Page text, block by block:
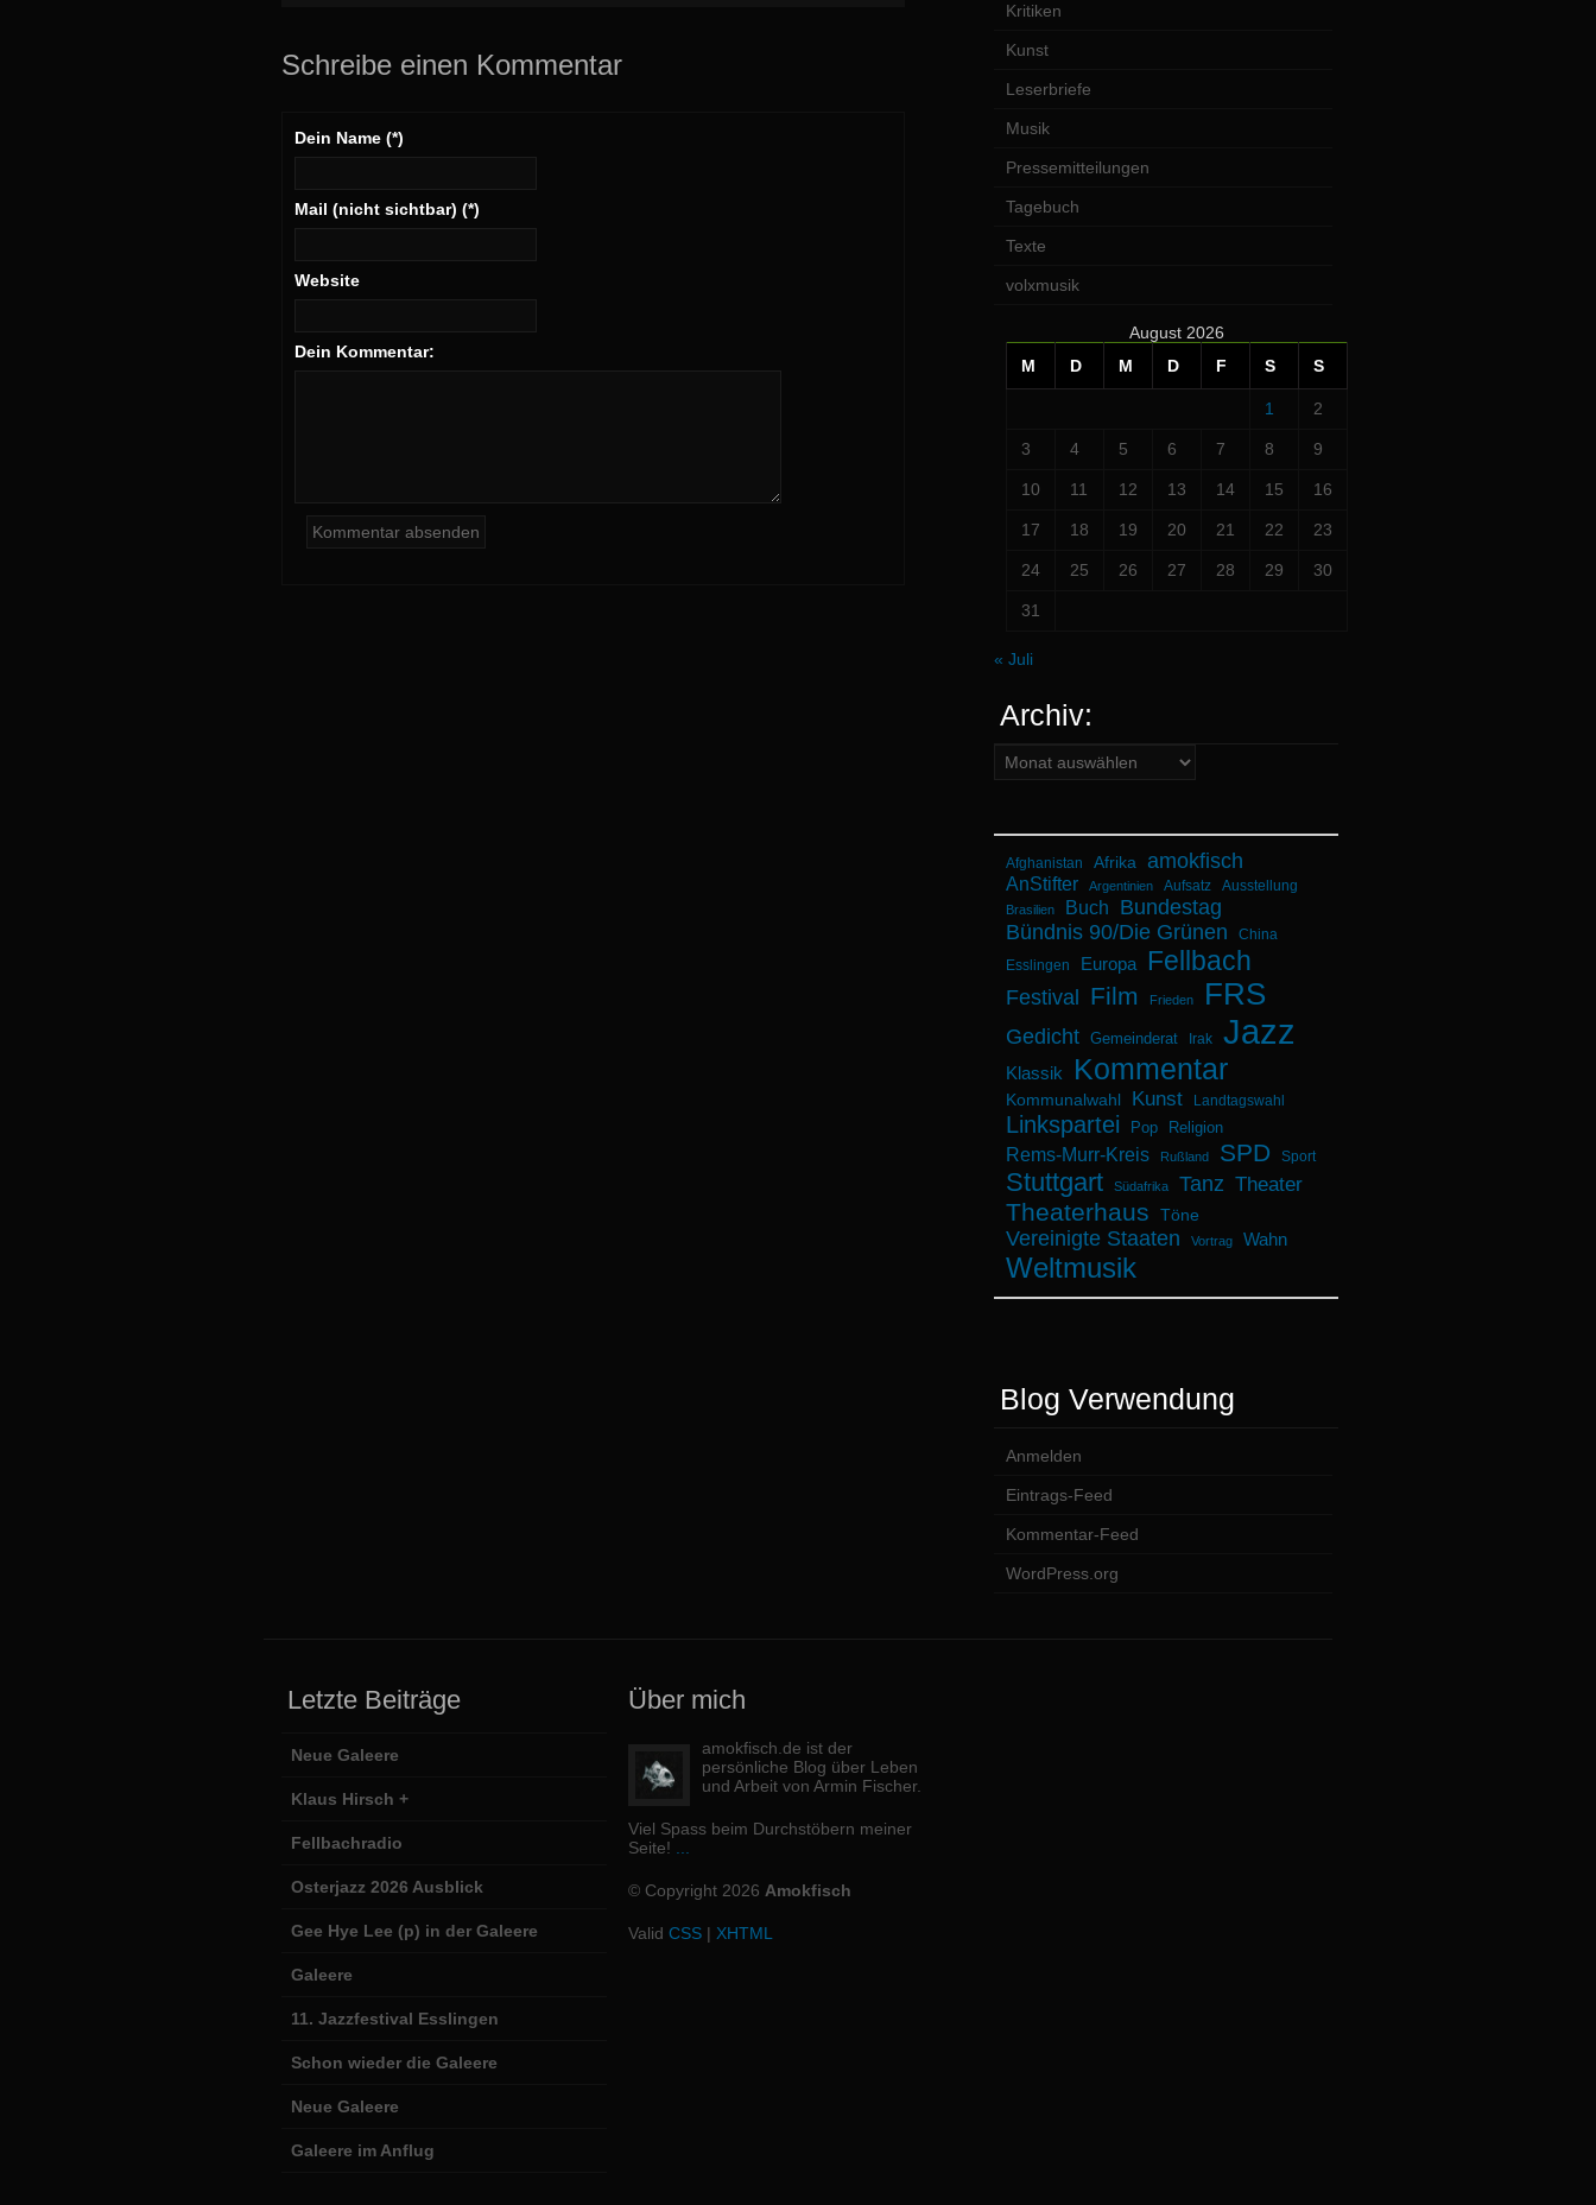
Schreibe einen Kommentar
Dein Name (*)
Mail (nicht sichtbar) (*)
Website
Dein Kommentar:
Kritiken
Kunst
Leserbriefe
Musik
Pressemitteilungen
Tagebuch
Texte
volxmusik
August 2026
M
D M D F S S
1 2
3 4 5 6 7 8 9
10 11 12 13 14 15 16
17 18 19 20 21 22 23
24 25 26 27 28 29 30
31
« Juli
Archiv:
Archiv:
Afghanistan Afrika amokfisch
AnStifter Argentinien Aufsatz Ausstellung
Brasilien Buch
Bundestag
Bündnis 90/Die Grünen
China
Esslingen
Europa Fellbach
Festival Film Frieden FRS
Gedicht Gemeinderat Irak Jazz
Klassik Kommentar
Kommunalwahl Kunst Landtagswahl
Linkspartei Pop Religion
Rems-Murr-Kreis Rußland SPD Sport
Stuttgart Südafrika Tanz Theater
Theaterhaus Töne
Vereinigte Staaten Vortrag Wahn
Weltmusik
Blog Verwendung
Anmelden
Eintrags-Feed
Kommentar-Feed
WordPress.org
Letzte Beiträge
Neue Galeere
Klaus Hirsch +
Fellbachradio
Osterjazz 2026 Ausblick
Gee Hye Lee (p) in der Galeere
Galeere
11. Jazzfestival Esslingen
Schon wieder die Galeere
Neue Galeere
Galeere im Anflug
Über mich
amokfisch.de ist der
persönliche Blog über Leben
und Arbeit von Armin Fischer.
Viel Spass beim Durchstöbern meiner
Seite!
© Copyright 2026 Amokfisch
Valid CSS | XHTML